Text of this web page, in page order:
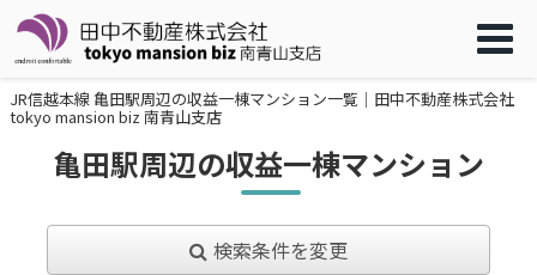
JR信越本線 亀田駅周辺の収益一棟マンション一覧｜田中不動産株式会社
tokyo mansion biz 南青山支店
亀田駅周辺の収益一棟マンション
検索条件を変更